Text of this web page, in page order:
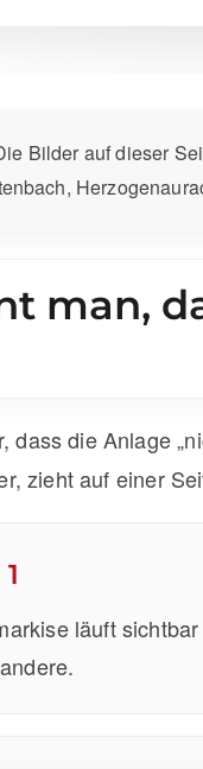
Bilder auf dieser
man,
dass die Anlage
zieht auf einer
läuft sichtbar